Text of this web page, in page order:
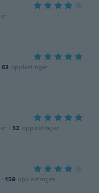
63 opplastinger
· 32 opplastinger
· 159 opplastinger